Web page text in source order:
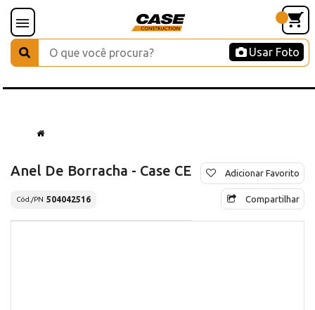
Usar Foto
Anel De Borracha - Case CE
Cód./PN 504042516
Adicionar Favorito
Compartilhar